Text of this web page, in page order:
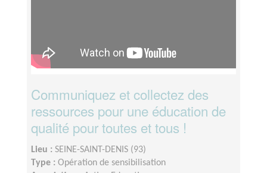
Communiquez et collectez des
ressources pour une éducation de
qualité pour toutes et tous !
Lieu : SEINE-SAINT-DENIS (93)
Type : Opération de sensibilisation